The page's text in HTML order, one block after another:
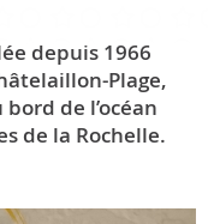
depuis 1966
Plage,
de l’océan
de la Rochelle.